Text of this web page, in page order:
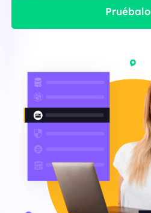
Pruébalo